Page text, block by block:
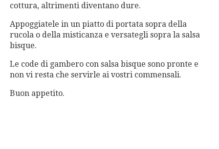
cottura, altrimenti diventano dure.
Appoggiatele in un piatto di portata sopra della
rucola o della misticanza e versategli sopra la salsa
bisque.
Le code di gambero con salsa bisque sono pronte e
non vi resta che servirle ai vostri commensali.
Buon appetito.